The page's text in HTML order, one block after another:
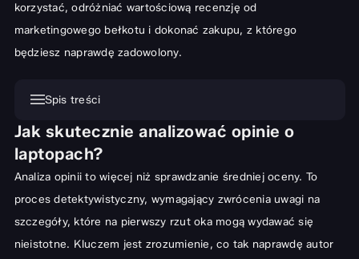
korzystać, odróżniać wartościową recenzję od
marketingowego bełkotu i dokonać zakupu, z którego
będziesz naprawdę zadowolony.
Spis treści
Jak skutecznie analizować opinie o laptopach?
Co kryje się za dobrą recenzją?
Parametry techniczne w opiniach użytkowników
Bateria i mobilność w praktyce
Jak skutecznie analizować opinie o
laptopach?
Analiza opinii to więcej niż sprawdzanie średniej oceny. To
proces detektywistyczny, wymagający zwrócenia uwagi na
szczegóły, które na pierwszy rzut oka mogą wydawać się
nieistotne. Kluczem jest zrozumienie, co tak naprawdę autor